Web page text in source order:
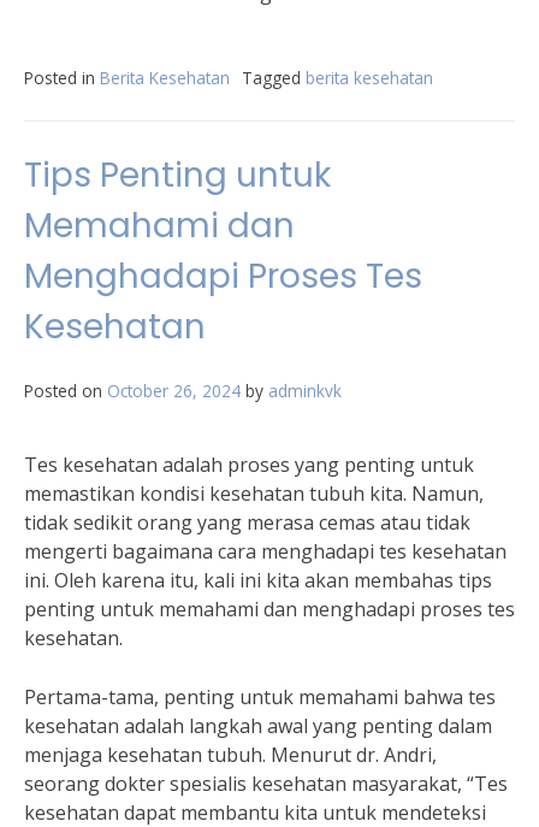
Posted in Berita Kesehatan Tagged berita kesehatan
Tips Penting untuk
Memahami dan
Menghadapi Proses Tes
Kesehatan
Posted on October 26, 2024 by adminkvk
Tes kesehatan adalah proses yang penting untuk
memastikan kondisi kesehatan tubuh kita. Namun,
tidak sedikit orang yang merasa cemas atau tidak
mengerti bagaimana cara menghadapi tes kesehatan
ini. Oleh karena itu, kali ini kita akan membahas tips
penting untuk memahami dan menghadapi proses tes
kesehatan.
Pertama-tama, penting untuk memahami bahwa tes
kesehatan adalah langkah awal yang penting dalam
menjaga kesehatan tubuh. Menurut dr. Andri,
seorang dokter spesialis kesehatan masyarakat, “Tes
kesehatan dapat membantu kita untuk mendeteksi